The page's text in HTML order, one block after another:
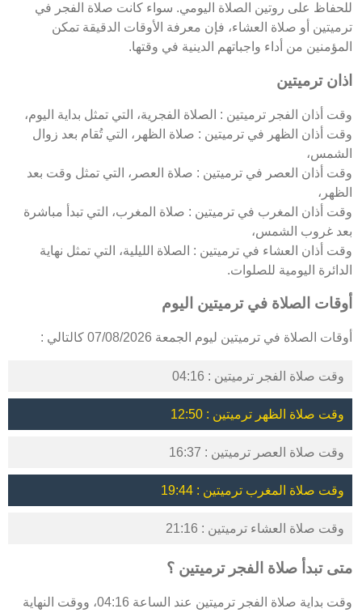
للحفاظ على روتين الصلاة اليومي. سواء كانت صلاة الفجر في
ترميتين أو صلاة العشاء، فإن معرفة الأوقات الدقيقة تمكن
المؤمنين من أداء واجباتهم الدينية في وقتها.
اذان ترميتين
وقت أذان الفجر ترميتين : الصلاة الفجرية، التي تمثل بداية اليوم،
وقت أذان الظهر في ترميتين : صلاة الظهر، التي تُقام بعد زوال
الشمس،
وقت أذان العصر في ترميتين : صلاة العصر، التي تمثل وقت بعد
الظهر،
وقت أذان المغرب في ترميتين : صلاة المغرب، التي تبدأ مباشرة
بعد غروب الشمس،
وقت أذان العشاء في ترميتين : الصلاة الليلية، التي تمثل نهاية
الدائرة اليومية للصلوات.
أوقات الصلاة في ترميتين اليوم
أوقات الصلاة في ترميتين ليوم الجمعة 07/08/2026 كالتالي :
وقت صلاة الفجر ترميتين : 04:16
وقت صلاة الظهر ترميتين : 12:50
وقت صلاة العصر ترميتين : 16:37
وقت صلاة المغرب ترميتين : 19:44
وقت صلاة العشاء ترميتين : 21:16
متى تبدأ صلاة الفجر ترميتين ؟
وقت بداية صلاة الفجر ترميتين عند الساعة 04:16، ووقت النهاية